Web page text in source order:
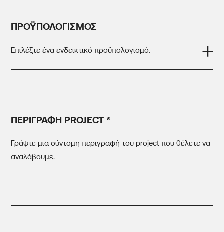
ΠΡΟΫΠΟΛΟΓΙΣΜΟΣ
Επιλέξτε ένα ενδεικτικό προϋπολογισμό.
20.000 € +
ΠΕΡΙΓΡΑΦΗ PROJECT *